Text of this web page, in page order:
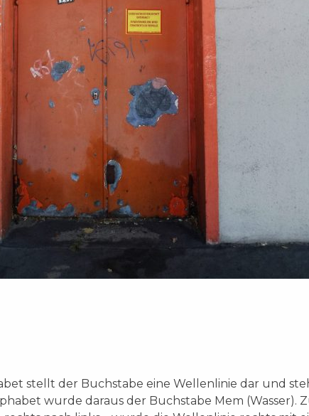
stellt der Buchstabe eine Wellenlinie dar und
wurde daraus der Buchstabe Mem (Wasser).